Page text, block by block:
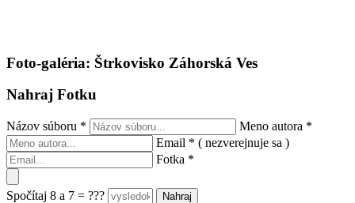
Foto-galéria: Štrkovisko Záhorská Ves
Nahraj Fotku
Názov súboru * Meno autora *
Email * ( nezverejnuje sa )
Fotka *
Spočítaj 8 a 7 = ???